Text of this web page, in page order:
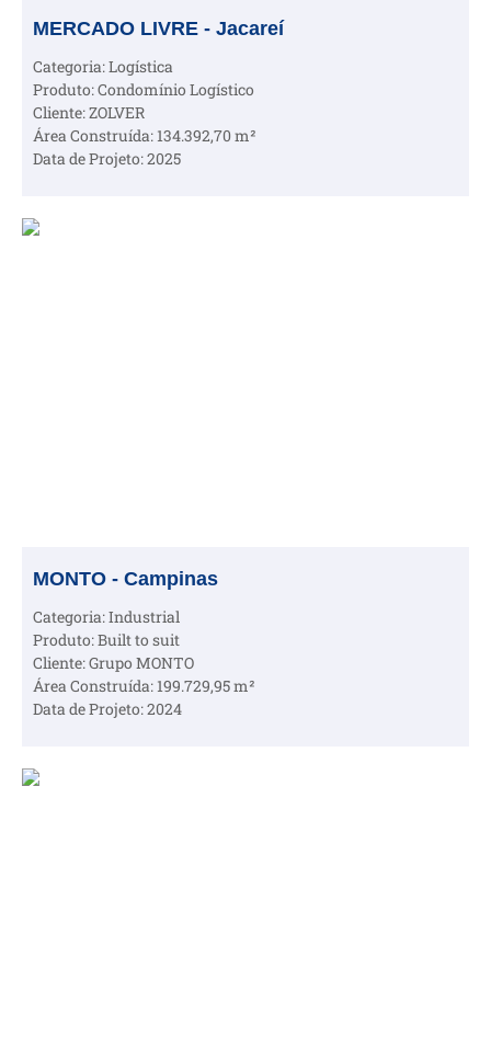
MERCADO LIVRE - Jacareí
Categoria: Logística
Produto: Condomínio Logístico
Cliente: ZOLVER
Área Construída: 134.392,70 m²
Data de Projeto: 2025
MONTO - Campinas
Categoria: Industrial
Produto: Built to suit
Cliente: Grupo MONTO
Área Construída: 199.729,95 m²
Data de Projeto: 2024